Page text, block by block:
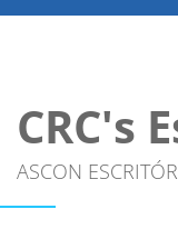
CRC's
ASCON